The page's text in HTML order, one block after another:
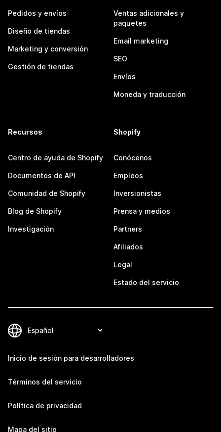
Pedidos y envíos
Diseño de tiendas
Marketing y conversión
Gestión de tiendas
Ventas adicionales y
paquetes
Email marketing
SEO
Envíos
Moneda y traducción
Recursos
Centro de ayuda de Shopify
Documentos de API
Comunidad de Shopify
Blog de Shopify
Investigación
Shopify
Conócenos
Empleos
Inversionistas
Prensa y medios
Partners
Afiliados
Legal
Estado del servicio
Inicio de sesión para desarrolladores
Términos del servicio
Política de privacidad
Mapa del sitio